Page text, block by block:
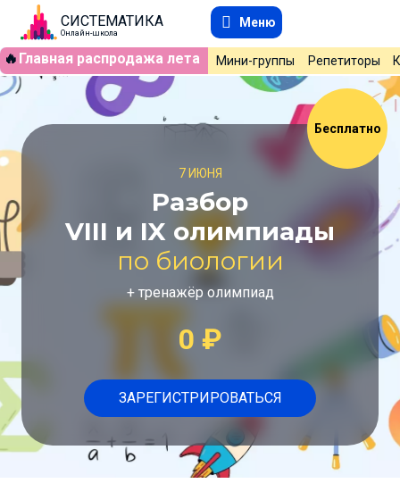
СИСТЕМАТИКА
Онлайн-школа
Меню
🔥 Главная распродажа лета Мини-группы Репетиторы
Бесплатно
7 ИЮНЯ
Разбор
VIII и IX олимпиады
по биологии
+ тренажёр олимпиад
0 ₽
ЗАРЕГИСТРИРОВАТЬСЯ